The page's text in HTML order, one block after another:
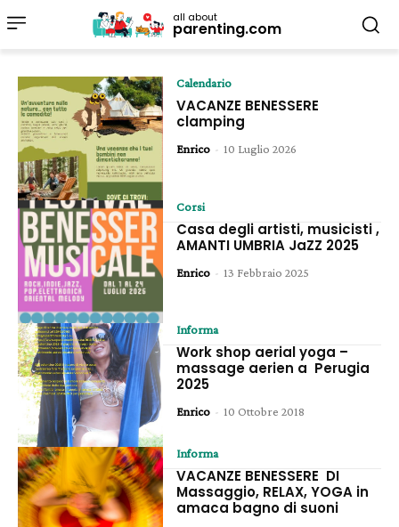
all about
parenting.com
Calendario
VACANZE BENESSERE
clamping
Enrico - 10 Luglio 2026
Corsi
Casa degli artisti, musicisti ,
AMANTI UMBRIA JaZZ 2025
Enrico - 13 Febbraio 2025
Informa
Work shop aerial yoga –
massage aerien a Perugia
2025
Enrico - 10 Ottobre 2018
Informa
VACANZE BENESSERE DI
Massaggio, RELAX, YOGA in
amaca bagno di suoni